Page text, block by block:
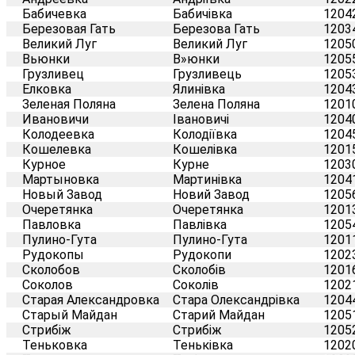
Бабичевка
Бабичівка
Березовая Гать
Березова Гать
Великий Луг
Великий Луг
Вьюнки
В»юнки
Грузливец
Грузливець
Елковка
Ялинівка
Зеленая Поляна
Зелена Поляна
Ивановичи
Івановичі
Колодеевка
Колодіївка
Кошелевка
Кошелівка
Курное
Курне
Мартыновка
Мартинівка
Новый Завод
Новий Завод
Очеретянка
Очеретянка
Павловка
Павлівка
Пулино-Гута
Пулино-Гута
Рудокопы
Рудокопи
Сколобов
Сколобів
Соколов
Соколів
Старая Александровка
Стара Олександрівка
Старый Майдан
Старий Майдан
Стрибiж
Стрибіж
Теньковка
Теньківка